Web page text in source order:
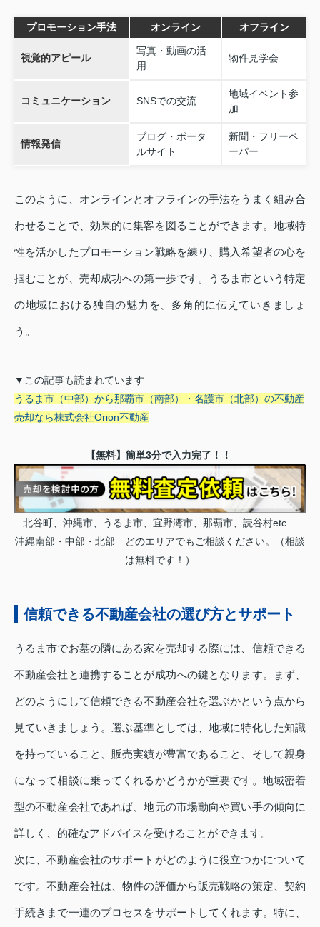
プロモーション手法 オンライン オフライン
視覚的アピール
写真・動画の活
用
物件見学会
コミュニケーション SNSでの交流
地域イベント参
加
情報発信
ブログ・ポータ
ルサイト
新聞・フリーペ
ーパー
このように、オンラインとオフラインの手法をうまく組み合
わせることで、効果的に集客を図ることができます。地域特
性を活かしたプロモーション戦略を練り、購入希望者の心を
掴むことが、売却成功への第一歩です。うるま市という特定
の地域における独自の魅力を、多角的に伝えていきましょ
う。
▼この記事も読まれています
うるま市（中部）から那覇市（南部）・名護市（北部）の不動産
売却なら株式会社Orion不動産
【無料】簡単3分で入力完了！！
北谷町、沖縄市、うるま市、宜野湾市、那覇市、読谷村etc....
沖縄南部・中部・北部 どのエリアでもご相談ください。（相談
は無料です！）
信頼できる不動産会社の選び方とサポート
うるま市でお墓の隣にある家を売却する際には、信頼できる
不動産会社と連携することが成功への鍵となります。まず、
どのようにして信頼できる不動産会社を選ぶかという点から
見ていきましょう。選ぶ基準としては、地域に特化した知識
を持っていること、販売実績が豊富であること、そして親身
になって相談に乗ってくれるかどうかが重要です。地域密着
型の不動産会社であれば、地元の市場動向や買い手の傾向に
詳しく、的確なアドバイスを受けることができます。
次に、不動産会社のサポートがどのように役立つかについて
です。不動産会社は、物件の評価から販売戦略の策定、契約
手続きまで一連のプロセスをサポートしてくれます。特に、